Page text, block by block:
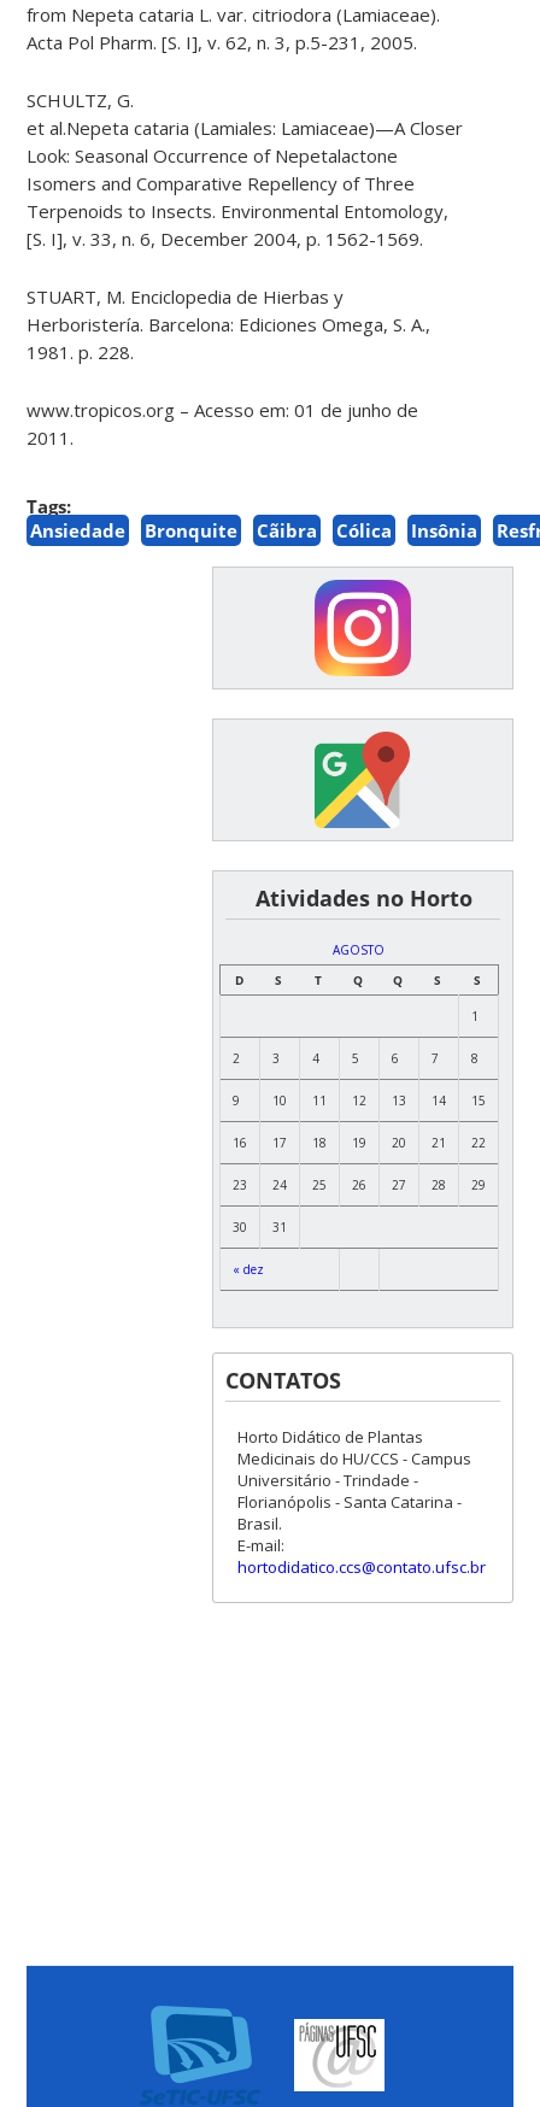
from Nepeta cataria L. var. citriodora (Lamiaceae).
Acta Pol Pharm. [S. I], v. 62, n. 3, p.5-231, 2005.
SCHULTZ, G.
et al.Nepeta cataria (Lamiales: Lamiaceae)—A Closer
Look: Seasonal Occurrence of Nepetalactone
Isomers and Comparative Repellency of Three
Terpenoids to Insects. Environmental Entomology,
[S. I], v. 33, n. 6, December 2004, p. 1562-1569.
STUART, M. Enciclopedia de Hierbas y
Herboristería. Barcelona: Ediciones Omega, S. A.,
1981. p. 228.
www.tropicos.org – Acesso em: 01 de junho de
2011.
Tags:
Ansiedade
Bronquite Cãibra Cólica Insônia
͏ ͏ ͏ ͏ ͏ ͏Atividades no Horto
AGOSTO
D
S T Q Q S S
« dez
1
2 3 4 5 6 7 8
9 10 11 12 13 14 15
16 17 18 19 20 21 22
23 24 25 26 27 28 29
30 31
CONTATOS
Horto Didático de Plantas
Medicinais do HU/CCS - Campus
Universitário - Trindade -
Florianópolis - Santa Catarina -
Brasil.
E-mail:
hortodidatico.ccs@contato.ufsc.br